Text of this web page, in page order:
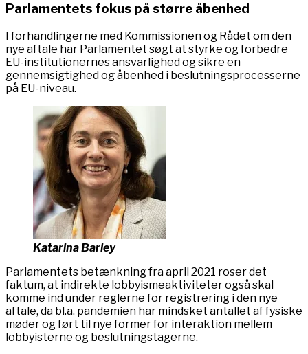
Parlamentets fokus på større åbenhed
I forhandlingerne med Kommissionen og Rådet om den
nye aftale har Parlamentet søgt at styrke og forbedre
EU-institutionernes ansvarlighed og sikre en
gennemsigtighed og åbenhed i beslutningsprocesserne
på EU-niveau.
Katarina Barley
Parlamentets betænkning fra april 2021 roser det
faktum, at indirekte lobbyismeaktiviteter også skal
komme ind under reglerne for registrering i den nye
aftale, da bl.a. pandemien har mindsket antallet af fysiske
møder og ført til nye former for interaktion mellem
lobbyisterne og beslutningstagerne.